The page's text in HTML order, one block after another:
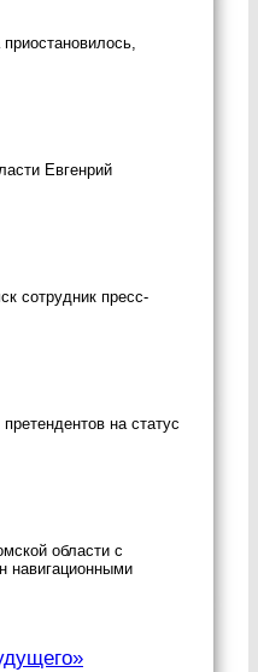
Евгенрий
сотрудник пресс-
на статус
области с
навигационными